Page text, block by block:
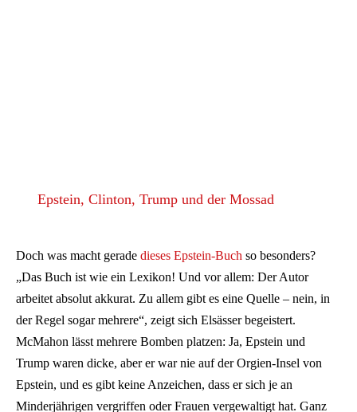
Epstein, Clinton, Trump und der Mossad
Doch was macht gerade dieses Epstein-Buch so besonders?
„Das Buch ist wie ein Lexikon! Und vor allem: Der Autor
arbeitet absolut akkurat. Zu allem gibt es eine Quelle – nein, in
der Regel sogar mehrere“, zeigt sich Elsässer begeistert.
McMahon lässt mehrere Bomben platzen: Ja, Epstein und
Trump waren dicke, aber er war nie auf der Orgien-Insel von
Epstein, und es gibt keine Anzeichen, dass er sich je an
Minderjährigen vergriffen oder Frauen vergewaltigt hat. Ganz